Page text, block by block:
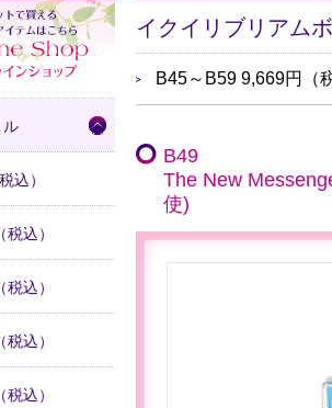
ル
込）
込）
込）
込）
込）
イクイリブリアム
B45～B59 9,669円
B49
The New
使)